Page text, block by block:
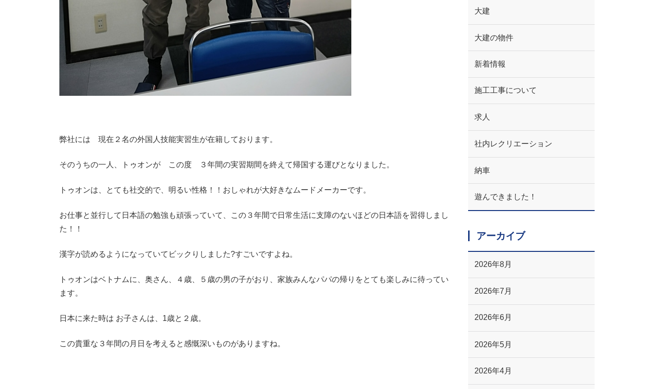
弊社には 現在２名の外国人技能実習生が在籍しております。
そのうちの一人、トゥオンが この度 ３年間の実習期間を終えて帰国する運びとなりました。
トゥオンは、とても社交的で、明るい性格！！おしゃれが大好きなムードメーカーです。
お仕事と並行して日本語の勉強も頑張っていて、この３年間で日常生活に支障のないほどの日本語を習得しまし
た！！
漢字が読めるようになっていてビックりしました?すごいですよね。
トゥオンはベトナムに、奥さん、４歳、５歳の男の子がおり、家族みんなパパの帰りをとても楽しみに待ってい
ます。
日本に来た時は お子さんは、1歳と２歳。
この貴重な３年間の月日を考えると感慨深いものがありますね。
大建
大建の物件
新着情報
施工工事について
求人
社内レクリエーション
納車
遊んできました！
アーカイブ
2026年8月
2026年7月
2026年6月
2026年5月
2026年4月